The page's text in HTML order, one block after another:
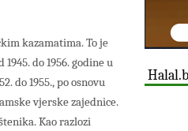
kazamatima. To je
do 1956. godine u
do 1955., po osnovu
vjerske zajednice.
Kao razlozi